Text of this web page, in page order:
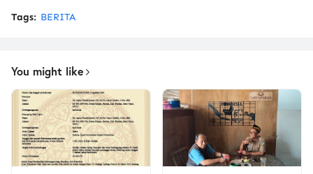
Tags: BERITA
You might like